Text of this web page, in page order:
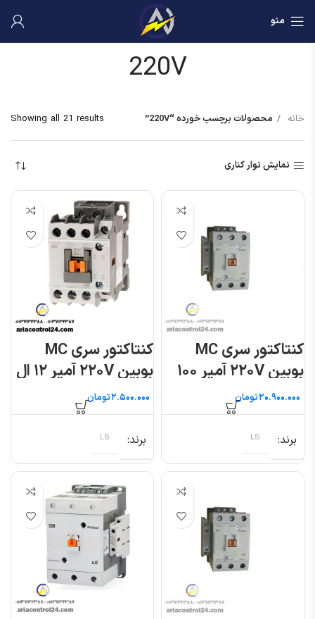
منو
220V
خانه محصولات برچسب خورده “220V” Showing all 21 results
نمایش نوار کناری
کنتاکتور سری MC
بوبین ۲۲۰V آمپر ۱۰۰
ال اس تومان
برند LS
کنتاکتور سری MC
بوبین ۲۲۰V آمپر ۱۲ ال
اس
تومان
برند LS